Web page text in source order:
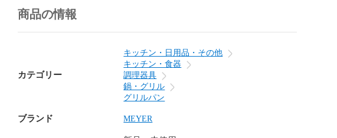
商品の情報
カテゴリー
キッチン・日用品・その他
キッチン・食器
調理器具
鍋・グリル
グリルパン
ブランド MEYER